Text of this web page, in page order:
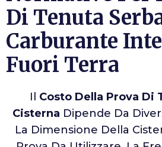
Di Tenuta
Carburante
Fuori Terra
Il Costo Della Prova Di
Cisterna Dipende Da
La Dimensione Della